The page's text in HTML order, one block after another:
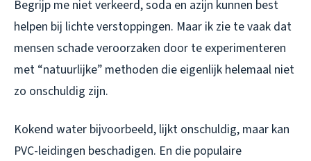
Begrijp me niet verkeerd, soda en azijn kunnen best
helpen bij lichte verstoppingen. Maar ik zie te vaak dat
mensen schade veroorzaken door te experimenteren
met “natuurlijke” methoden die eigenlijk helemaal niet
zo onschuldig zijn.
Kokend water bijvoorbeeld, lijkt onschuldig, maar kan
PVC-leidingen beschadigen. En die populaire